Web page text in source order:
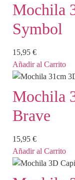
Mochila
Symbol
15,95 €
Añadir al Carrito
Mochila
Brave
15,95 €
Añadir al Carrito